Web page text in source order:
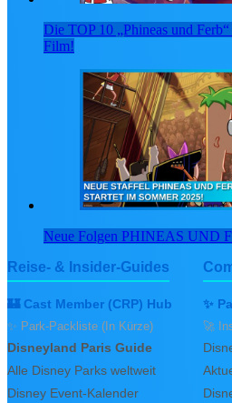
Die TOP 10 „Phineas und
Film!
Neue Folgen PHINEAS UND
Reise- & Insider-Guides
🏰 Cast Member (CRP) Hub
✨ Park-Packliste (In Kürze)
Disneyland Paris Guide
Alle Disney Parks weltweit
Disney Event-Kalender
✨
🚀